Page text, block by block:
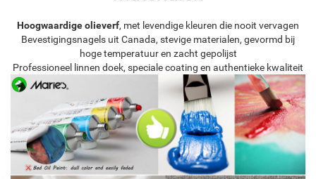
Hoogwaardige olieverf, met levendige kleuren die nooit vervagen
Bevestigingsnagels uit Canada, stevige materialen, gevormd bij
hoge temperatuur en zacht gepolijst
Professioneel linnen doek, speciale coating en authentieke kwaliteit